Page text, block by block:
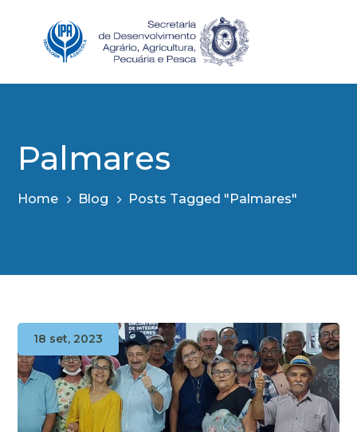
Palmares
Home Blog Posts Tagged "Palmares"
18 set, 2023